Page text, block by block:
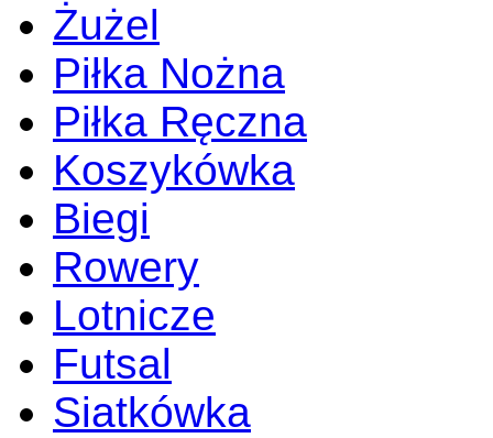
Żużel
Piłka Nożna
Piłka Ręczna
Koszykówka
Biegi
Rowery
Lotnicze
Futsal
Siatkówka